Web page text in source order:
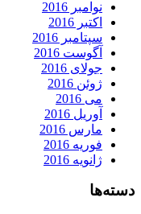
نوامبر 2016
اکتبر 2016
سپتامبر 2016
آگوست 2016
جولای 2016
ژوئن 2016
می 2016
آوریل 2016
مارس 2016
فوریه 2016
ژانویه 2016
دسته‌ها